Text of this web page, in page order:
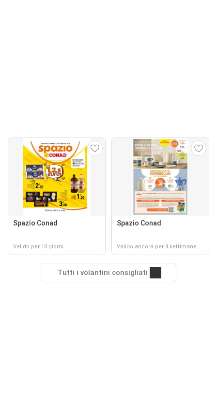
Spazio Conad
Valido per 10 giorni
Spazio Conad
Valido ancora per 4 settimane
Tutti i volantini consigliati